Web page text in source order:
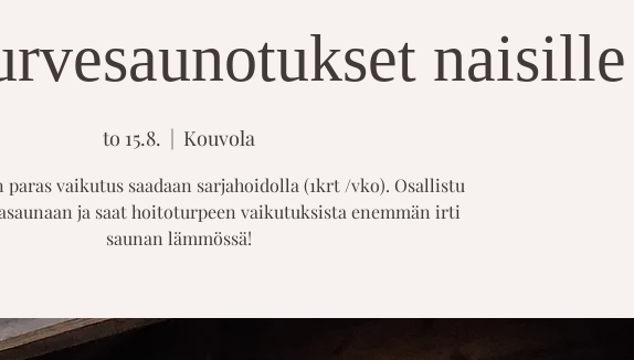
naisille
to 15.8.
  |
Kouvola
vaikutus saadaan sarjahoidolla (1krt /vko). Osallistu
ja saat hoitoturpeen vaikutuksista enemmän irti
saunan lämmössä!